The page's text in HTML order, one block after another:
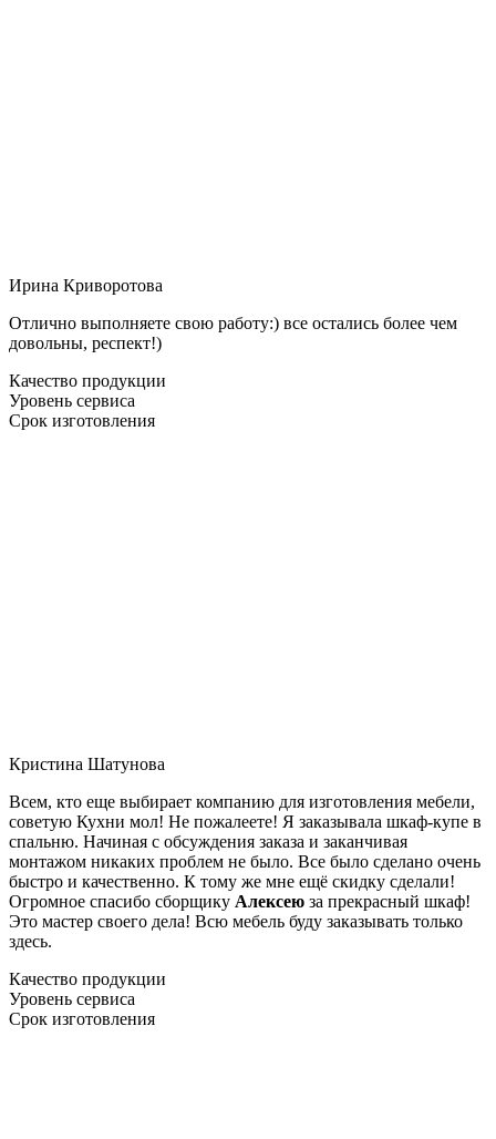
Ирина Криворотова
Отлично выполняете свою работу:) все остались более чем
довольны, респект!)
Качество продукции
Уровень сервиса
Срок изготовления
Кристина Шатунова
Всем, кто еще выбирает компанию для изготовления мебели,
советую Кухни мол! Не пожалеете! Я заказывала шкаф-купе в
спальню. Начиная с обсуждения заказа и заканчивая
монтажом никаких проблем не было. Все было сделано очень
быстро и качественно. К тому же мне ещё скидку сделали!
Огромное спасибо сборщику Алексею за прекрасный шкаф!
Это мастер своего дела! Всю мебель буду заказывать только
здесь.
Качество продукции
Уровень сервиса
Срок изготовления